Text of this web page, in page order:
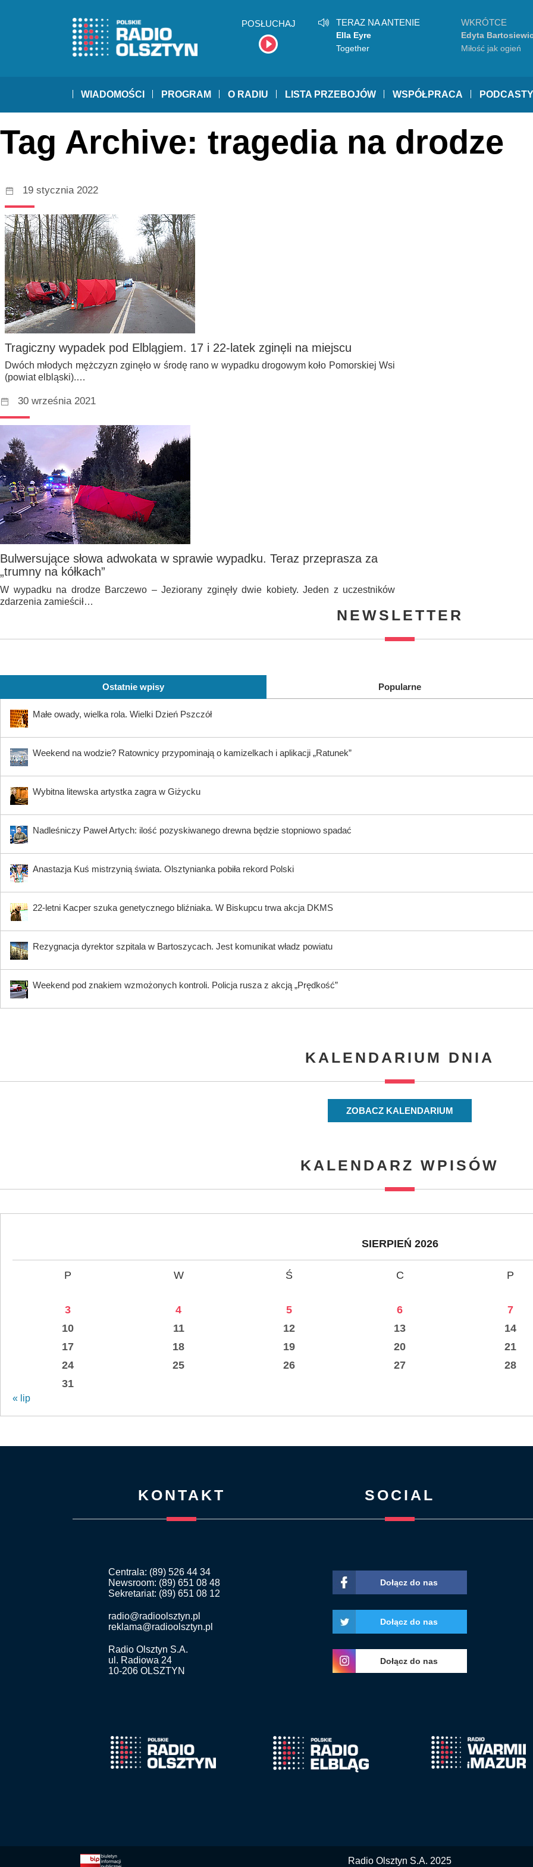
POSŁUCHAJ TERAZ NA ANTENIE
Ella Eyre
Together
WKRÓTCE
Edyta
Miłość jak ogień
WIADOMOŚCI PROGRAM O RADIU LISTA PRZEBOJÓW WSPÓŁPRACA PODCASTY
Tag Archive: tragedia na drodze
19 stycznia 2022
Tragiczny wypadek pod Elblągiem. 17 i 22-latek zginęli na miejscu
Dwóch młodych mężczyzn zginęło w środę rano w wypadku drogowym koło Pomorskiej Wsi
(powiat elbląski).…
30 września 2021
Bulwersujące słowa adwokata w sprawie wypadku. Teraz przeprasza za
„trumny na kółkach”
W wypadku na drodze Barczewo – Jeziorany zginęły dwie kobiety. Jeden z uczestników
zdarzenia zamieścił…
NEWSLETTER
Ostatnie wpisy Popularne
Małe owady, wielka rola. Wielki Dzień Pszczół
Weekend na wodzie? Ratownicy przypominają o kamizelkach i aplikacji „Ratunek”
Wybitna litewska artystka zagra w Giżycku
Nadleśniczy Paweł Artych: ilość pozyskiwanego drewna będzie stopniowo spadać
Anastazja Kuś mistrzynią świata. Olsztynianka pobiła rekord Polski
22-letni Kacper szuka genetycznego bliźniaka. W Biskupcu trwa akcja DKMS
Rezygnacja dyrektor szpitala w Bartoszycach. Jest komunikat władz powiatu
Weekend pod znakiem wzmożonych kontroli. Policja rusza z akcją „Prędkość”
KALENDARIUM DNIA
ZOBACZ KALENDARIUM
KALENDARZ WPISÓW
SIERPIEŃ 2026
P W Ś C P
3
4 5 6 7
10
11 12 13 14
17
18 19 20 21
24
25 26 27 28
31
« lip
KONTAKT
Centrala: (89) 526 44 34
Newsroom: (89) 651 08 48
Sekretariat: (89) 651 08 12
radio@radioolsztyn.pl
reklama@radioolsztyn.pl
Radio Olsztyn S.A.
ul. Radiowa 24
10-206 OLSZTYN
SOCIAL
Dołącz do nas
Dołącz do nas
Dołącz do nas
Radio Olsztyn S.A. 2025